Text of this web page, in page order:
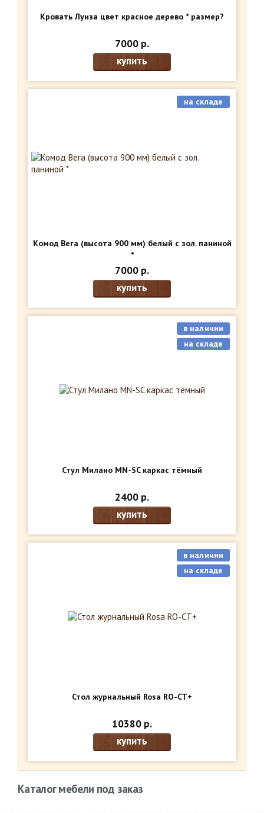
Кровать Луиза цвет красное дерево * размер?
7000 р.
купить
Комод Вега (высота 900 мм) белый с зол. паниной
*
на складе
7000 р.
купить
Стул Милано MN-SC каркас тёмный
в наличии
на складе
2400 р.
купить
Стол журнальный Rosa RO-CT+
в наличии
на складе
10380 р.
купить
Каталог мебели под заказ